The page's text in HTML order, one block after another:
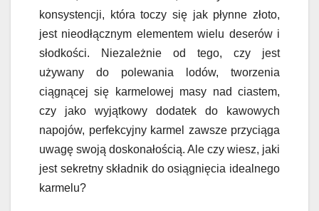
konsystencji, która toczy się jak płynne złoto,
jest nieodłącznym elementem wielu deserów i
słodkości. Niezależnie od tego, czy jest
używany do polewania lodów, tworzenia
ciągnącej się karmelowej masy nad ciastem,
czy jako wyjątkowy dodatek do kawowych
napojów, perfekcyjny karmel zawsze przyciąga
uwagę swoją doskonałością. Ale czy wiesz, jaki
jest sekretny składnik do osiągnięcia idealnego
karmelu?